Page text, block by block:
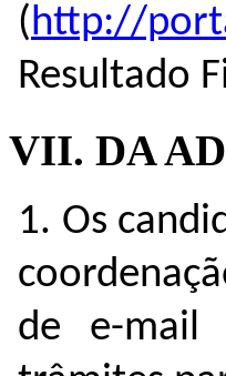
(http://
Resultado
VII. DA
1. Os
de e-mail